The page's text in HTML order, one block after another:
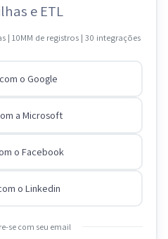
e ETL
| 10MM de registros | 30 integrações
o Google
a Microsoft
o Facebook
o Linkedin
se com seu email